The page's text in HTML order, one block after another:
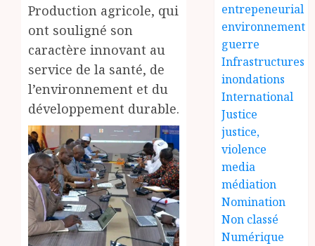
Production agricole, qui
ont souligné son
caractère innovant au
service de la santé, de
l’environnement et du
développement durable.
entrepeneurial
environnement
guerre
Infrastructures
inondations
International
Justice
justice,
violence
media
médiation
Nomination
Non classé
Numérique